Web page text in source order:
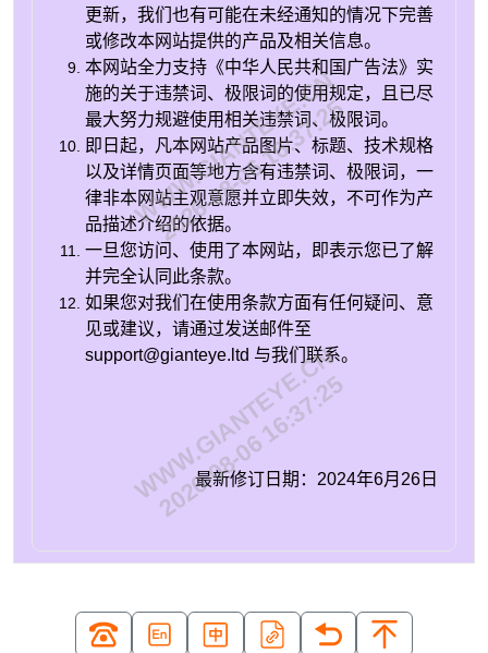
更新，我们也有可能在未经通知的情况下完善
或修改本网站提供的产品及相关信息。
本网站全力支持《中华人民共和国广告法》实
施的关于违禁词、极限词的使用规定，且已尽
最大努力规避使用相关违禁词、极限词。
即日起，凡本网站产品图片、标题、技术规格
以及详情页面等地方含有违禁词、极限词，一
律非本网站主观意愿并立即失效，不可作为产
品描述介绍的依据。
一旦您访问、使用了本网站，即表示您已了解
并完全认同此条款。
如果您对我们在使用条款方面有任何疑问、意
见或建议，请通过发送邮件至
support@gianteye.ltd 与我们联系。
最新修订日期：2024年6月26日
WWW.GIANTEYE.CN
2026-08-06 16:37:25
WWW.GIANTEYE.CN
2026-08-06 16:37:25